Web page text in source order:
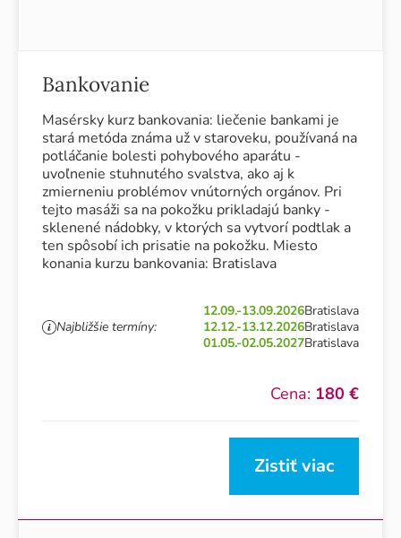
Bankovanie
Masérsky kurz bankovania: liečenie bankami je
stará metóda známa už v staroveku, používaná na
potláčanie bolesti pohybového aparátu -
uvoľnenie stuhnutého svalstva, ako aj k
zmierneniu problémov vnútorných orgánov. Pri
tejto masáži sa na pokožku prikladajú banky -
sklenené nádobky, v ktorých sa vytvorí podtlak a
ten spôsobí ich prisatie na pokožku. Miesto
konania kurzu bankovania: Bratislava
Najbližšie termíny:
12.09.-13.09.2026Bratislava
12.12.-13.12.2026Bratislava
01.05.-02.05.2027Bratislava
Cena: 180 €
Zistiť viac